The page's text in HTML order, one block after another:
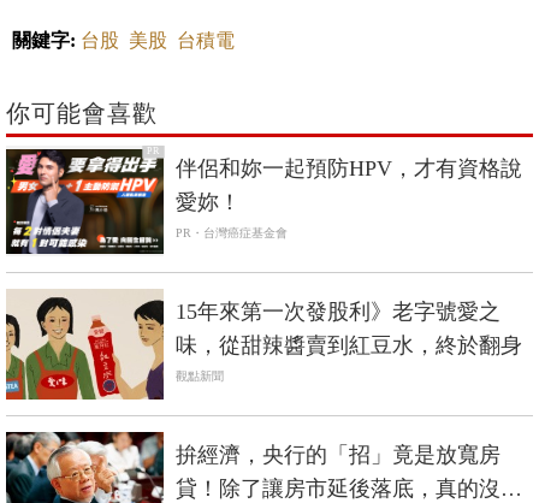
關鍵字: 台股 美股 台積電
你可能會喜歡
PR
伴侶和妳一起預防HPV，才有資格說
愛妳！
PR・台灣癌症基金會
15年來第一次發股利》老字號愛之
味，從甜辣醬賣到紅豆水，終於翻身
觀點新聞
拚經濟，央行的「招」竟是放寬房
貸！除了讓房市延後落底，真的沒別